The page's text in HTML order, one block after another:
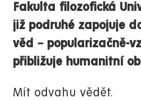
Fakulta filozofická
již podruhé zapojuje
věd – popularizačně-
přibližuje humanitní
Mít odvahu vědět.